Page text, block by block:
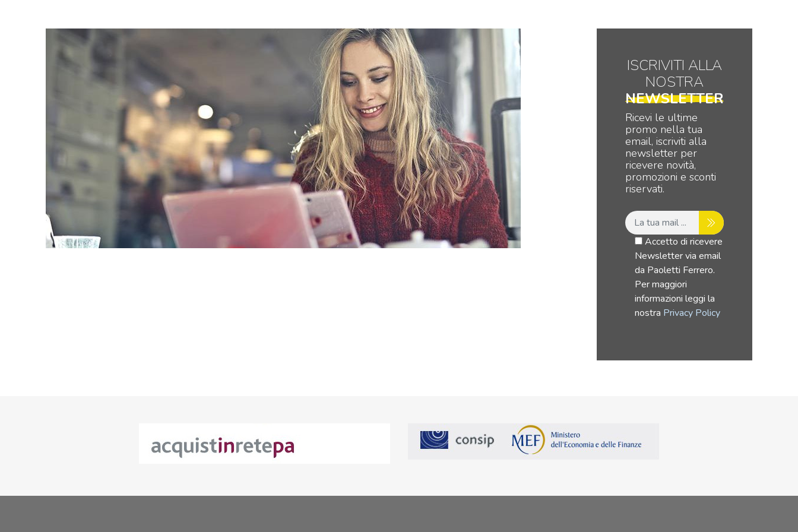
ISCRIVITI ALLA
NOSTRA
NEWSLETTER
Ricevi le ultime
promo nella tua
email, iscriviti alla
newsletter per
ricevere novità,
promozioni e sconti
riservati.
Accetto di ricevere
Newsletter via email
da Paoletti Ferrero.
Per maggiori
informazioni leggi la
nostra Privacy Policy